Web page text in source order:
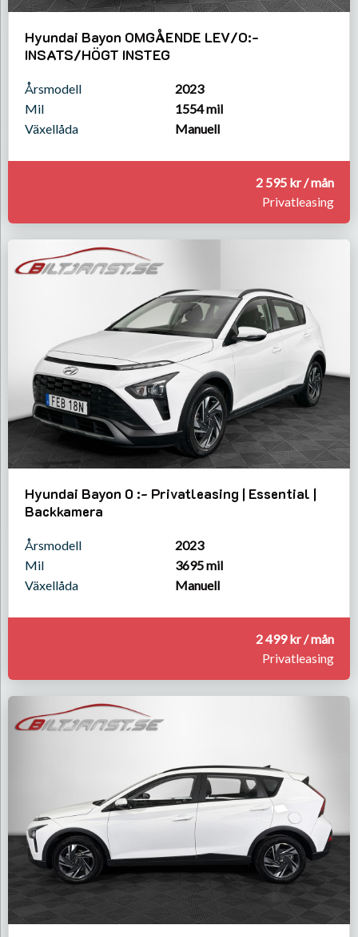
Hyundai Bayon OMGÅENDE LEV/O:-
INSATS/HÖGT INSTEG
Årsmodell
2023
Mil
1554 mil
Växellåda
Manuell
2 595 kr / mån
Privatleasing
Hyundai Bayon 0 :- Privatleasing | Essential |
Backkamera
Årsmodell
2023
Mil
3695 mil
Växellåda
Manuell
2 499 kr / mån
Privatleasing